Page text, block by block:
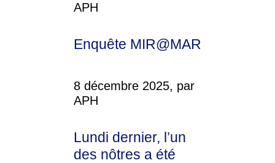
APH
Enquête MIR@MAR
8 décembre 2025, par
APH
Lundi dernier, l’un
des nôtres a été